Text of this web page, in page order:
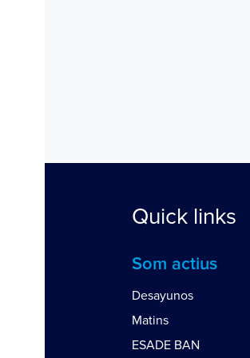
Quick links
Som actius
Desayunos
Matins
ESADE BAN